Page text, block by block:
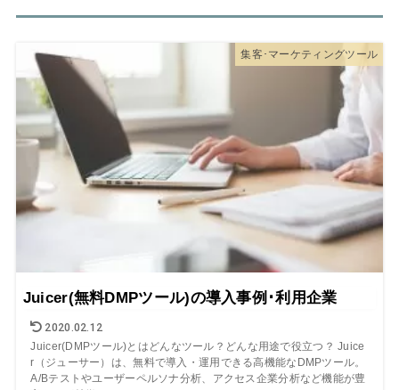
集客･マーケティングツール
Juicer(無料DMPツール)の導入事例･利用企業
2020.02.12
Juicer(DMPツール)とはどんなツール？どんな用途で役立つ？ Juice
r（ジューサー）は、無料で導入・運用できる高機能なDMPツール。
A/Bテストやユーザーペルソナ分析、アクセス企業分析など機能が豊